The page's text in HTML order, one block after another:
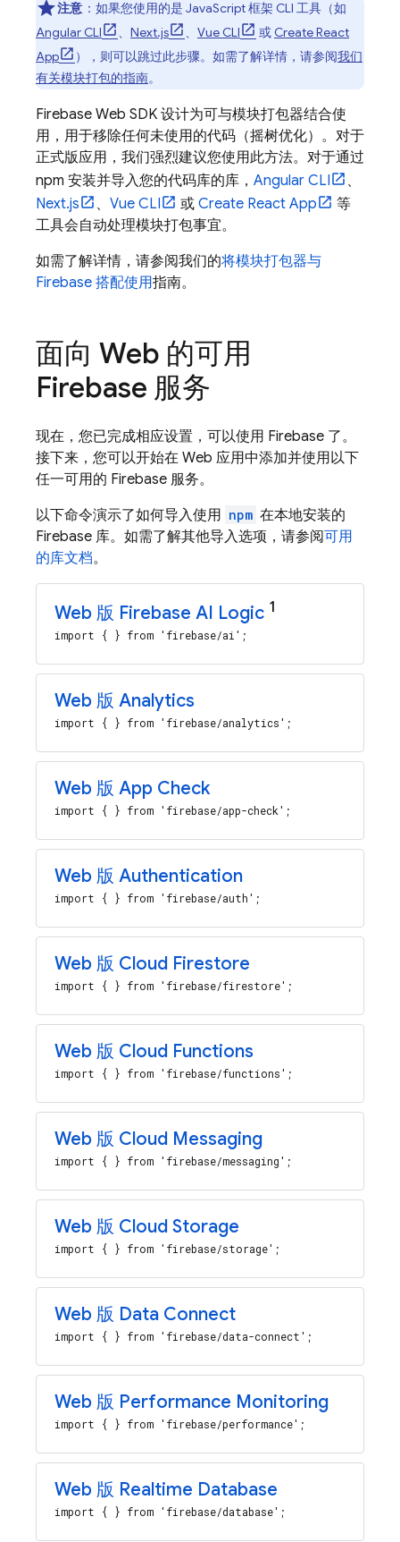
注意 ：如果您使用的是 JavaScript 框架 CLI 工具（如
Angular CLI
、 Next.js 、 Vue CLI 或 Create React
App
），则可以跳过此步骤。如需了解详情，请参阅我们
有关模块打包的指南。
Firebase Web SDK 设计为可与模块打包器结合使
用，用于移除任何未使用的代码（摇树优化）。对于
正式版应用，我们强烈建议您使用此方法。对于通过
npm 安装并导入您的代码库的库， Angular CLI
、
Next.js
、 Vue CLI 或 Create React App
等
工具会自动处理模块打包事宜。
如需了解详情，请参阅我们的将模块打包器与
Firebase 搭配使用指南。
面向 Web 的可用
Firebase 服务
现在，您已完成相应设置，可以使用 Firebase 了。
接下来，您可以开始在 Web 应用中添加并使用以下
任一可用的 Firebase 服务。
以下命令演示了如何导入使用 npm 在本地安装的
Firebase 库。如需了解其他导入选项，请参阅可用
的库文档。
Web 版 Firebase AI Logic 1
import { } from 'firebase/ai';
Web 版 Analytics
import { } from 'firebase/analytics';
Web 版 App Check
import { } from 'firebase/app-check';
Web 版 Authentication
import { } from 'firebase/auth';
Web 版 Cloud Firestore
import { } from 'firebase/firestore';
Web 版 Cloud Functions
import { } from 'firebase/functions';
Web 版 Cloud Messaging
import { } from 'firebase/messaging';
Web 版 Cloud Storage
import { } from 'firebase/storage';
Web 版 Data Connect
import { } from 'firebase/data-connect';
Web 版 Performance Monitoring
import { } from 'firebase/performance';
Web 版 Realtime Database
import { } from 'firebase/database';